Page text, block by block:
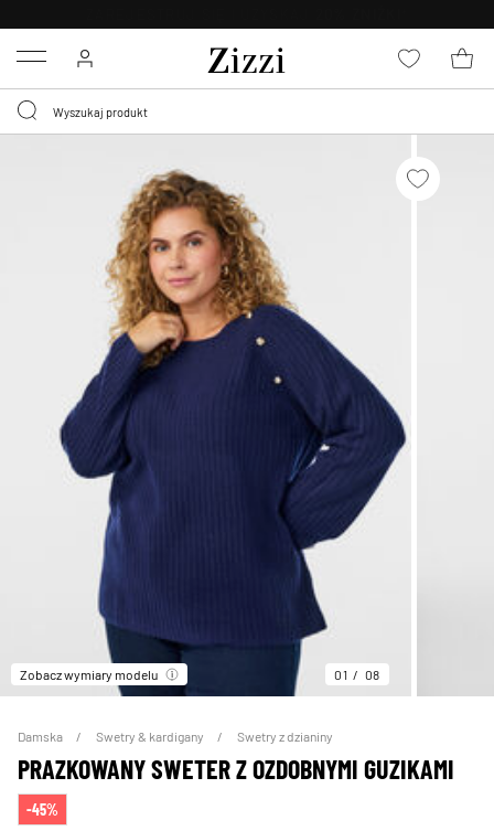
Menu
Zobacz wymiary modelu 01 08
Damska Swetry & kardigany Swetry z dzianiny
PRAZKOWANY SWETER Z OZDOBNYMI GUZIKAMI
-45%